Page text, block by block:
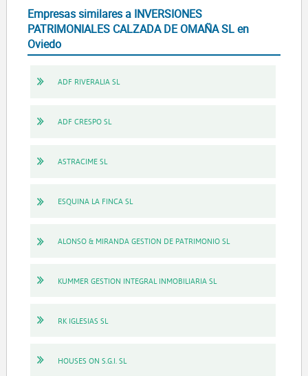
Empresas similares a INVERSIONES
PATRIMONIALES CALZADA DE OMAÑA SL en
Oviedo
ADF RIVERALIA SL
ADF CRESPO SL
ASTRACIME SL
ESQUINA LA FINCA SL
ALONSO & MIRANDA GESTION DE PATRIMONIO SL
KUMMER GESTION INTEGRAL INMOBILIARIA SL
RK IGLESIAS SL
HOUSES ON S.G.I. SL